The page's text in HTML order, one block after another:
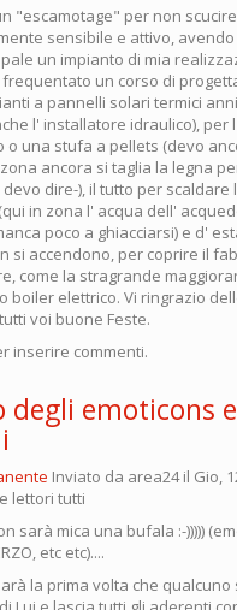
"escamotage" per non
sensibile e attivo,
un impianto di mia
un corso di
a pannelli solari termici
l' installatore idraulico), per
o una stufa a pellets (devo
ancora si taglia la legna
dire-), il tutto per scaldare
in zona l' acqua dell'
poco a ghiacciarsi) e d'
si accendono, per coprire il
come la stragrande
boiler elettrico. Vi ringrazio
voi buone Feste.
inserire commenti.
degli emoticons
Inviato da area24il Gio,
lettori tutti
sarà mica una bufala :-)))))
etc etc)....
la prima volta che